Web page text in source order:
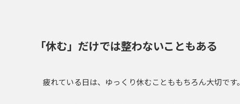
「休む」だけでは整わないこともある
疲れている日は、ゆっくり休むことももちろん大切です。